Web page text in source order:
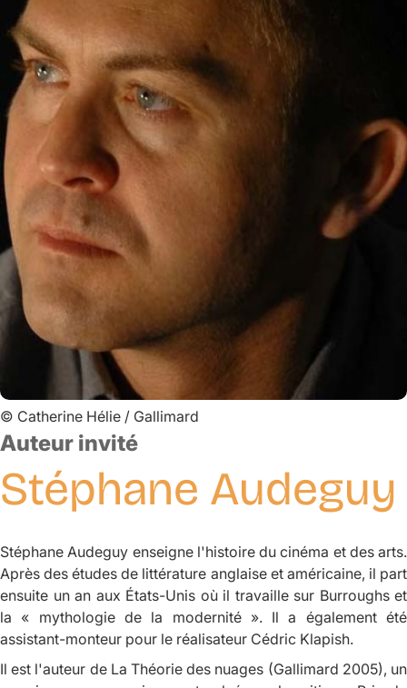
© Catherine Hélie / Gallimard
Auteur invité
Stéphane Audeguy
Stéphane Audeguy enseigne l'histoire du cinéma et des arts.
Après des études de littérature anglaise et américaine, il part
ensuite un an aux États-Unis où il travaille sur Burroughs et
la « mythologie de la modernité ». Il a également été
assistant-monteur pour le réalisateur Cédric Klapish.
Il est l'auteur de La Théorie des nuages (Gallimard 2005), un